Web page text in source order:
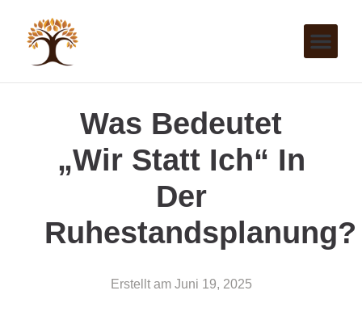
Was Bedeutet
„Wir Statt Ich“ In
Der
Ruhestandsplanung?
Erstellt am Juni 19, 2025